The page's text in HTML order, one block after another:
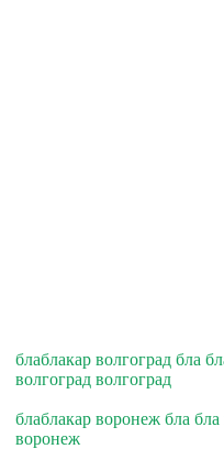
блаблакар волгоград бла
волгоград волгоград
блаблакар воронеж бла
воронеж